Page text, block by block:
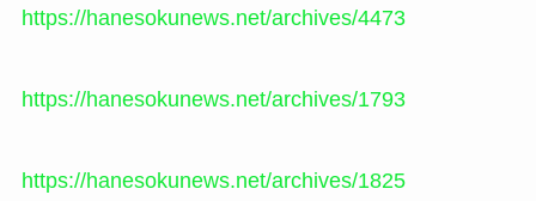
https://hanesokunews.net/archives/4473
https://hanesokunews.net/archives/1793
https://hanesokunews.net/archives/1825